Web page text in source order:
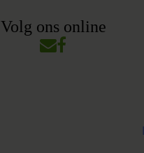
Volg ons online